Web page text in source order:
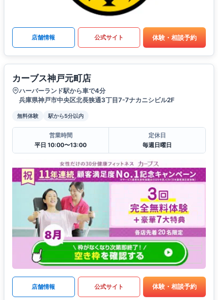
店舗情報 公式サイト 体験・相談予約
カーブス神戸元町店
ハーバーランド駅から車で4分
兵庫県神戸市中央区北長狭通3丁目7-7ナカニシビル2F
無料体験 駅から5分以内
営業時間
平日 10:00〜13:00
定休日
毎週日曜日
店舗情報 公式サイト 体験・相談予約